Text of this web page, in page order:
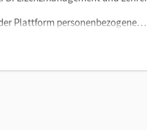
Plattform personenbezogene…